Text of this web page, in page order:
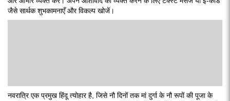
जैसे सार्थक शुभकामनाएँ और विकल्प खोजें।
नवरात्रि एक प्रमुख हिंदू त्योहार है, जिसे नौ दिनों तक मां दुर्गा के नौ रूपों की पूजा के